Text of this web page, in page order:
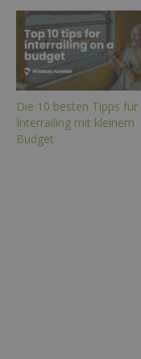
Die 10 besten Tipps für
Interrailing mit kleinem
Budget